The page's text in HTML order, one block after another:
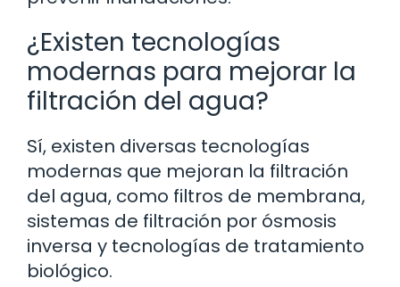
¿Existen tecnologías
modernas para mejorar la
filtración del agua?
Sí, existen diversas tecnologías
modernas que mejoran la filtración
del agua, como filtros de membrana,
sistemas de filtración por ósmosis
inversa y tecnologías de tratamiento
biológico.